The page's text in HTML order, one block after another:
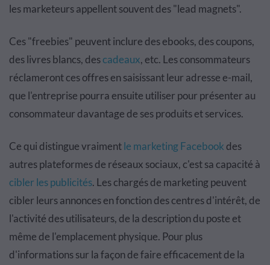
les marketeurs appellent souvent des "lead magnets".
Ces "freebies" peuvent inclure des ebooks, des coupons,
des livres blancs, descadeaux, etc. Les consommateurs
réclameront ces offres en saisissant leur adresse e-mail,
que l'entreprise pourra ensuite utiliser pour présenter au
consommateur davantage de ses produits et services.
Ce qui distingue vraimentle marketing Facebook des
autres plateformes de réseaux sociaux, c'est sa capacité à
cibler les publicités. Les chargés de marketing peuvent
cibler leurs annonces en fonction des centres d'intérêt, de
l'activité des utilisateurs, de la description du poste et
même de l'emplacement physique. Pour plus
d'informations sur la façon de faire efficacement de la